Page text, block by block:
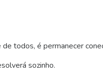
todos, é permanecer
sozinho.